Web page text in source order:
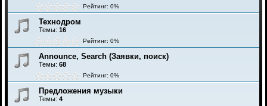
Рейтинг: 0%
Технодром
Темы: 16
Рейтинг: 0%
Announce, Search (Заявки, поиск)
Темы: 68
Рейтинг: 0%
Предложения музыки
Темы: 4